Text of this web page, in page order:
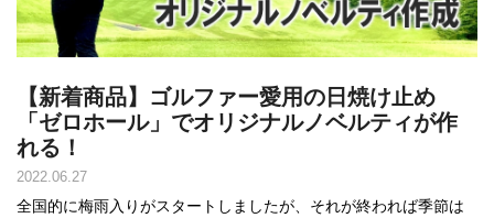
【新着商品】ゴルファー愛用の日焼け止め
「ゼロホール」でオリジナルノベルティが作
れる！
2022.06.27
全国的に梅雨入りがスタートしましたが、それが終われば季節は